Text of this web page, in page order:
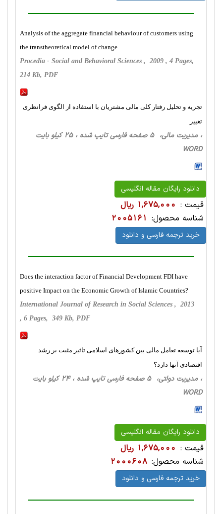
Analysis of the aggregate financial behaviour of customers using
the transtheoretical model of change
Procedia - Social and Behavioral Sciences , 2009 , 4 Pages,
214 Kb, PDF
تجزیه و تحلیل رفتار کلی مالی مشتریان با استفاده از الگوی فرانظری
تغییر
، مدیریت مالی، 5 صفحه فارسی تایپ شده ، 25 کیلو بایت
WORD
دانلود رایگان مقاله انگلیسی
قیمت : 1,675,000 ریال
شناسه محصول: 2005161
خرید ترجمه فارسی و دانلود
Does the interaction factor of Financial Development FDI have
positive Impact on the Economic Growth of Islamic Countries?
International Journal of Research in Social Sciences , 2013
, 6 Pages, 349 Kb, PDF
آیا توسعه تعامل مالی بین کشورهای اسلامی تاثیر مثبت بر رشد
اقتصادی آنها دارد؟
، مدیریت دولتی، 5 صفحه فارسی تایپ شده ، 24 کیلو بایت
WORD
دانلود رایگان مقاله انگلیسی
قیمت : 1,675,000 ریال
شناسه محصول: 2000608
خرید ترجمه فارسی و دانلود